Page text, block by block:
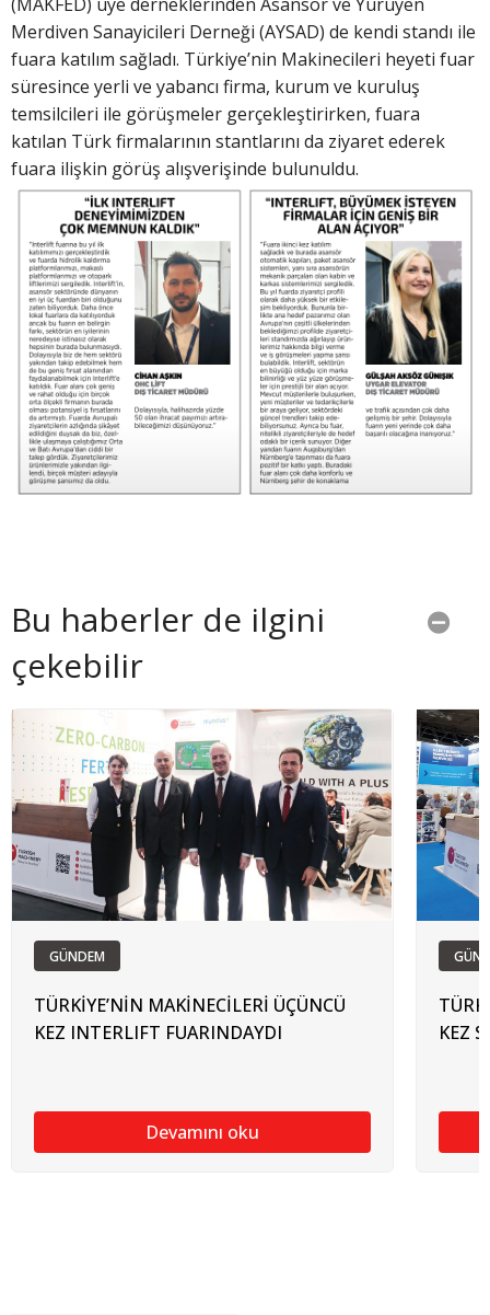
Merdiven Sanayicileri Derneği (AYSAD) de kendi standı ile
fuara katılım sağladı. Türkiye’nin Makinecileri heyeti fuar
süresince yerli ve yabancı firma, kurum ve kuruluş
temsilcileri ile görüşmeler gerçekleştirirken, fuara
katılan Türk firmalarının stantlarını da ziyaret ederek
fuara ilişkin görüş alışverişinde bulunuldu.
Bu haberler de ilgini
çekebilir
GÜNDEM
TÜRKİYE’NİN MAKİNECİLERİ ÜÇÜNCÜ
KEZ INTERLIFT FUARINDAYDI
Devamını oku
KEZ